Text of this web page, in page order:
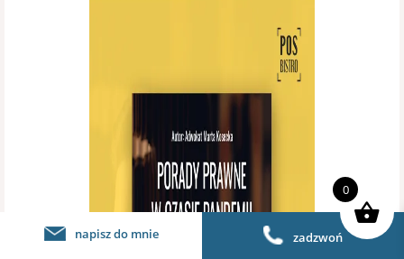
napisz do mnie zadzwoń
0